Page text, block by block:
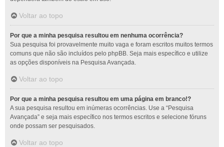
Voltar ao topo
Por que a minha pesquisa resultou em nenhuma ocorrência?
Sua pesquisa foi provavelmente muito vaga e foram escritos muitos termos
comuns que não são incluídos pelo phpBB. Seja mais específico e utilize
as opções disponíveis na Pesquisa Avançada.
Voltar ao topo
Por que a minha pesquisa resultou em uma página em branco!?
A sua pesquisa resultou em inúmeras ocorrências. Use a “Pesquisa
Avançada” e seja mais específico nos termos escritos e selecione fóruns
onde possam ser pesquisados.
Voltar ao topo